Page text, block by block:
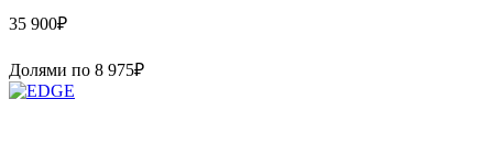
35 900₽
Долями по 8 975₽